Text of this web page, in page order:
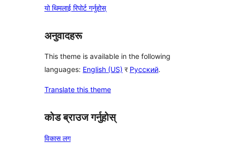
यो थिमलाई रिपोर्ट गर्नुहोस्
अनुवादहरू
This theme is available in the following
languages: English (US) र Русский.
Translate this theme
कोड ब्राउज गर्नुहोस्
विकास लग